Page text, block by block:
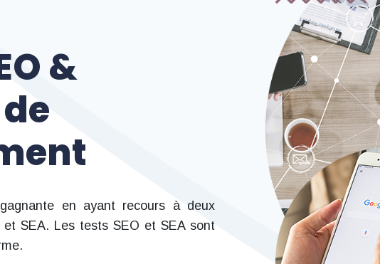
&
en ayant recours à deux
et SEA. Les tests SEO et SEA sont